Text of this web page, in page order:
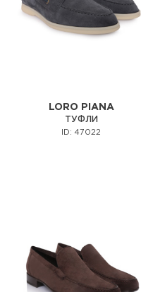
LORO PIANA
ТУФЛИ
ID: 47022